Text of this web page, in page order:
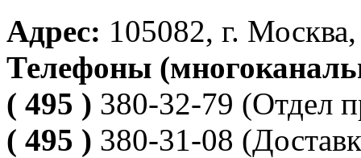
Адрес: 105082, г.
Телефоны
( 495 ) 380-32-79 (Отдел
( 495 ) 380-31-08